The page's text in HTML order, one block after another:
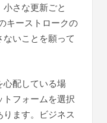
さな更新ごと
キーストロークの
いことを願って
配している場
フォームを選択
ます。ビジネス